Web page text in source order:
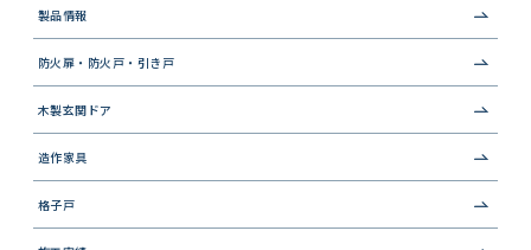
製品情報
防火扉・防火戸・引き戸
木製玄関ドア
造作家具
格子戸